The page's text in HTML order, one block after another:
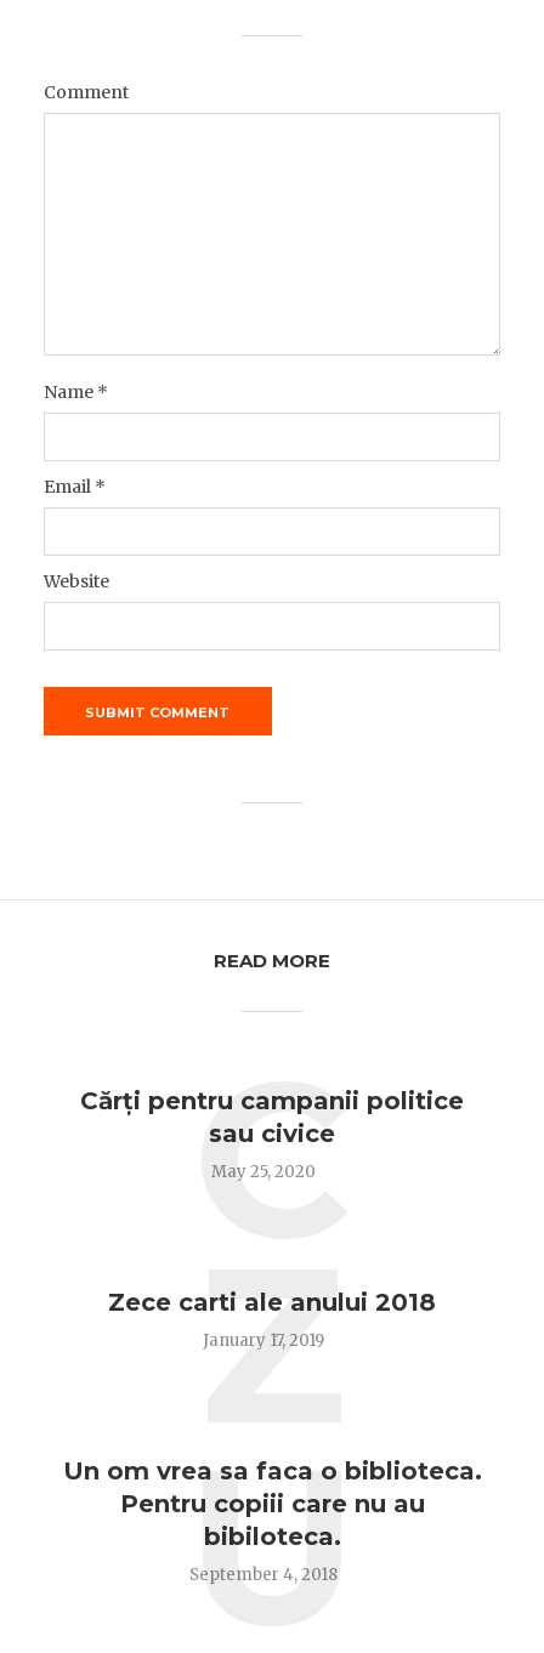
Comment
Name *
Email *
Website
READ MORE
Cărți pentru campanii politice
sau civice
May 25, 2020
C
Zece carti ale anului 2018
January 17, 2019
Z
Un om vrea sa faca o biblioteca.
Pentru copiii care nu au
bibiloteca.
September 4, 2018
U